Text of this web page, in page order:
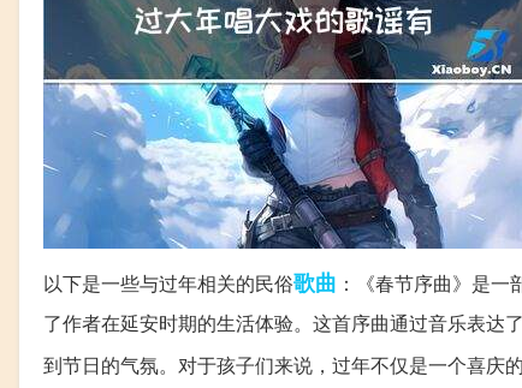
以下是一些与过年相关的民俗歌曲 ：《春节序曲》是
了作者在延安时期的生活体验。这首序曲通过音乐表达
到节日的气氛。对于孩子们来说，过年不仅是一个喜庆